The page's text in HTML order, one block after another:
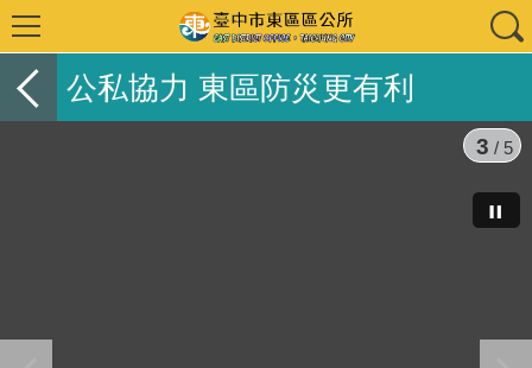
公私協力 東區防災更有利
3 / 5